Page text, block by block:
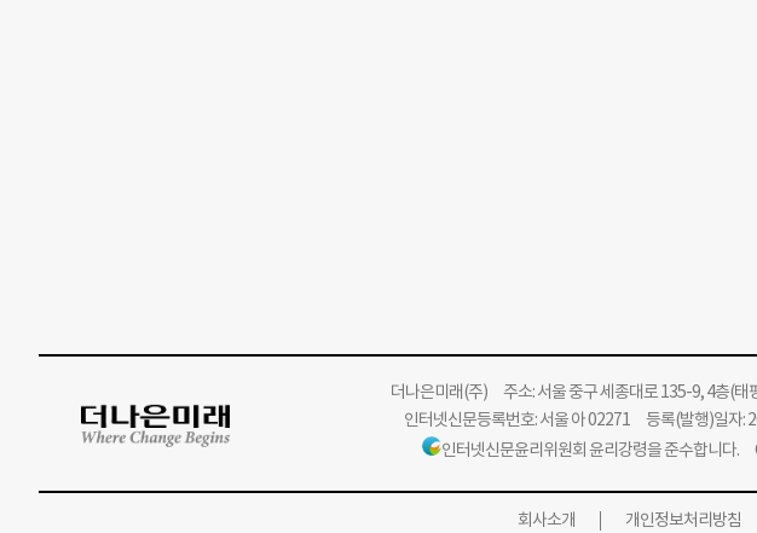
더나은미래(주)주소: 서울 중구 세종대로 135-9, 4층(
인터넷신문등록번호: 서울 아 02271 등록(발행)일자
인터넷신문윤리위원회 윤리강령을 준수합니다.
회사소개 개인정보처리방침